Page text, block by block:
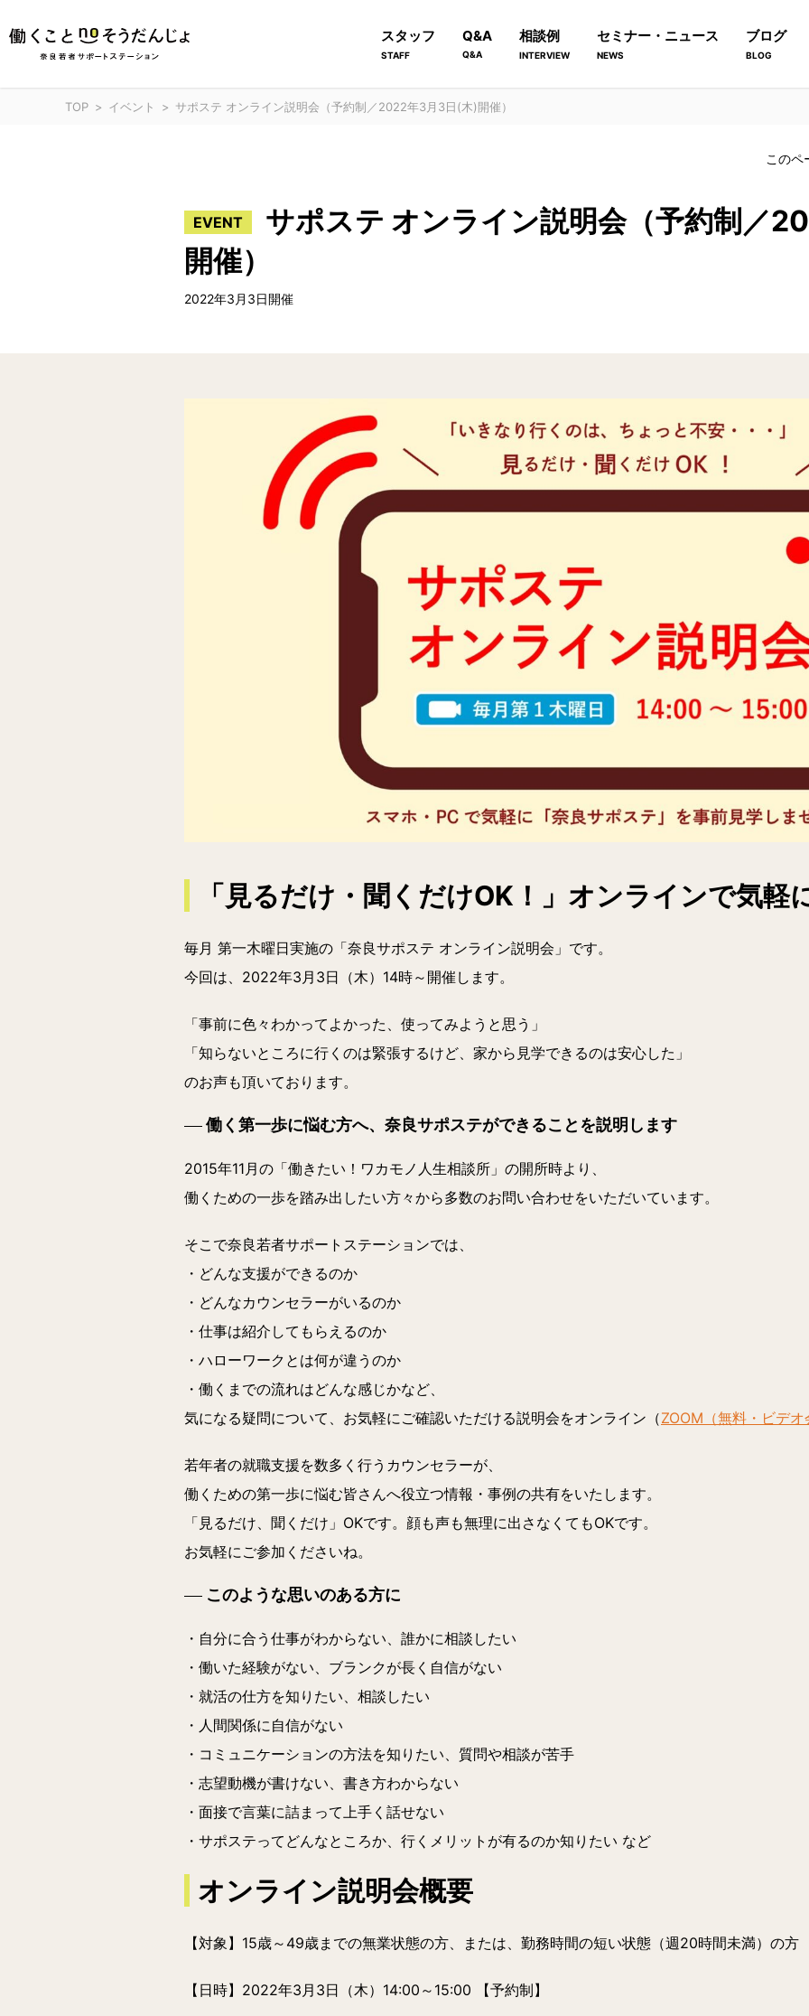
スタッフ
STAFF
Q&A
Q&A
相談例
INTERVIEW
セミナー・ニュース
NEWS
ブログ
BLOG
TOP イベント サポステ オンライン説明会（予約制／2022年3月3日(木)開催）
このペ
EVENT
サポステ オンライン説明会（予約制／
開催）
2022年3月3日開催
「見るだけ・聞くだけOK！」オンラインで気軽
毎月 第一木曜日実施の「奈良サポステ オンライン説明会」です。
今回は、 2022年3月3日（木）14時～ 開催します。
「事前に色々わかってよかった、使ってみようと思う」
「知らないところに行くのは緊張するけど、家から見学できるのは安心した」
のお声も頂いております。
働く第一歩に悩む方へ、奈良サポステができることを説明します
2015年11月の「働きたい！ワカモノ人生相談所」の開所時より、
働くための一歩を踏み出したい方々から多数のお問い合わせをいただいています。
そこで奈良若者サポートステーションでは、
・どんな支援ができるのか
・どんなカウンセラーがいるのか
・仕事は紹介してもらえるのか
・ハローワークとは何が違うのか
・働くまでの流れはどんな感じかなど、
気になる疑問について、お気軽にご確認いただける説明会をオンライン（ZOOM（無料・ビデ
若年者の就職支援を数多く行うカウンセラーが、
働くための第一歩に悩む皆さんへ役立つ情報・事例の共有をいたします。
「見るだけ、聞くだけ」OKです。顔も声も無理に出さなくてもOKです。
お気軽にご参加くださいね。
このような思いのある方に
・自分に合う仕事がわからない、誰かに相談したい
・働いた経験がない、ブランクが長く自信がない
・就活の仕方を知りたい、相談したい
・人間関係に自信がない
・コミュニケーションの方法を知りたい、質問や相談が苦手
・志望動機が書けない、書き方わからない
・面接で言葉に詰まって上手く話せない
・サポステってどんなところか、行くメリットが有るのか知りたい など
オンライン説明会概要
【対象】15歳～49歳までの無業状態の方、または、勤務時間の短い状態（週20時間未満）の方
【日時】 2022年3月3日（木）14:00～15:00 【予約制】